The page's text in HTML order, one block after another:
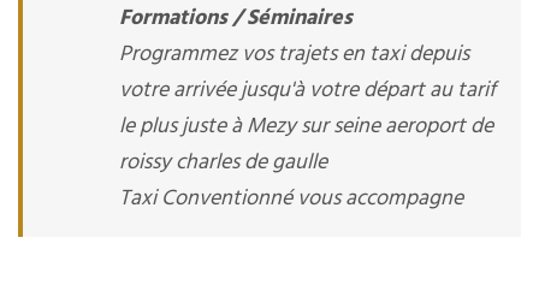
Formations / Séminaires
Programmez vos trajets en taxi depuis
votre arrivée jusqu'à votre départ au tarif
le plus juste à Mezy sur seine aeroport de
roissy charles de gaulle
Taxi Conventionné vous accompagne